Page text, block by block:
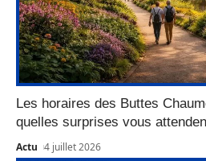
Les horaires des Buttes
quelles surprises vous
Actu 4 juillet 2026